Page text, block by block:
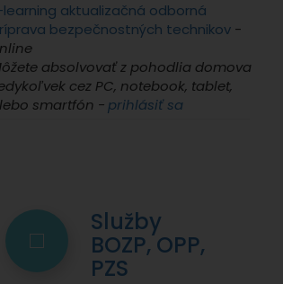
learning aktualizačná odborná
bezpečnostných technikov -
absolvovať z pohodlia domova
cez PC, notebook, tablet,
smartfón - prihlásiť sa
Služby
BOZP, OPP,
PZS